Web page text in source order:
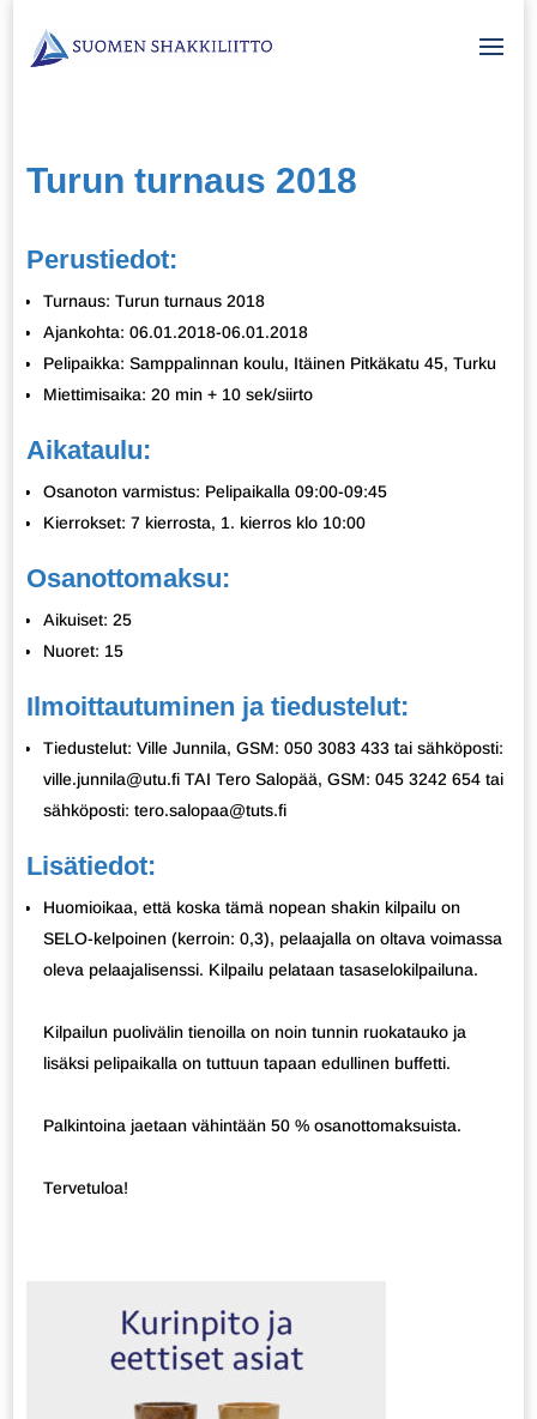
Turun turnaus 2018
Perustiedot:
Turnaus: Turun turnaus 2018
Ajankohta: 06.01.2018-06.01.2018
Pelipaikka: Samppalinnan koulu, Itäinen Pitkäkatu 45, Turku
Miettimisaika: 20 min + 10 sek/siirto
Aikataulu:
Osanoton varmistus: Pelipaikalla 09:00-09:45
Kierrokset: 7 kierrosta, 1. kierros klo 10:00
Osanottomaksu:
Aikuiset: 25
Nuoret: 15
Ilmoittautuminen ja tiedustelut:
Tiedustelut: Ville Junnila, GSM: 050 3083 433 tai sähköposti:
ville.junnila@utu.fi TAI Tero Salopää, GSM: 045 3242 654 tai
sähköposti: tero.salopaa@tuts.fi
Lisätiedot:
Huomioikaa, että koska tämä nopean shakin kilpailu on
SELO-kelpoinen (kerroin: 0,3), pelaajalla on oltava voimassa
oleva pelaajalisenssi. Kilpailu pelataan tasaselokilpailuna.
Kilpailun puolivälin tienoilla on noin tunnin ruokatauko ja
lisäksi pelipaikalla on tuttuun tapaan edullinen buffetti.
Palkintoina jaetaan vähintään 50 % osanottomaksuista.
Tervetuloa!